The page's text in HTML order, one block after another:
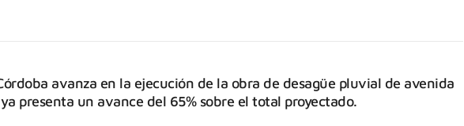
avanza en la ejecución de la obra de desagüe pluvial de avenida
presenta un avance del 65% sobre el total proyectado.